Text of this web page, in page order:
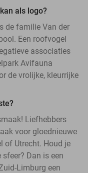
als logo?
de familie Van der
Een roofvogel
associaties
Avifauna
de vrolijke, kleurrijke
Liefhebbers
voor gloednieuwe
of Utrecht. Houd je
Dan is een
Limburg een